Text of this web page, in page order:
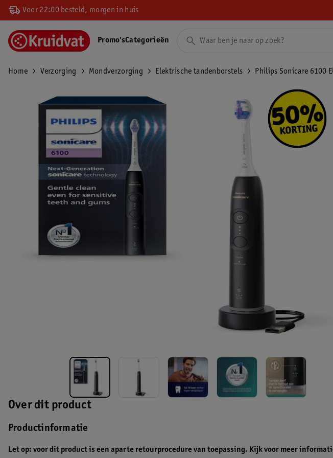
Voor 22:00 besteld, morgen in huis
Promo'sCategorieën
Home Verzorging Mondverzorging Elektrische tandenborstels Philips Sonicare 6100
Over dit product
Productinformatie
Let op: voor dit product is een aparte retourprocedure van toepassing. Kijk voor meer